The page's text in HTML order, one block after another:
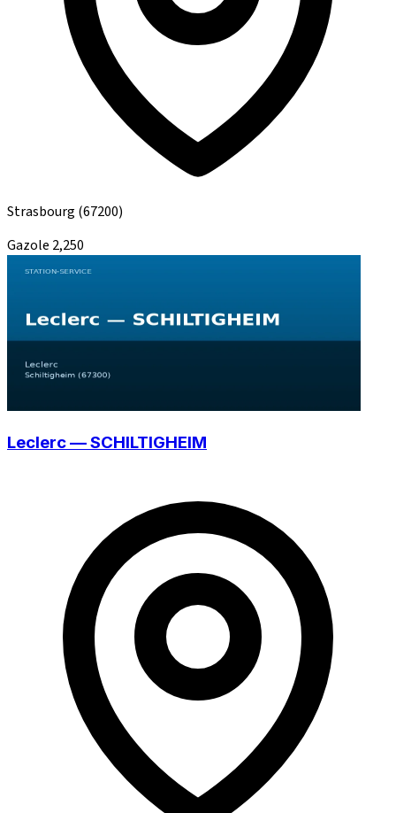
Strasbourg (67200)
Gazole 2,250
Leclerc — SCHILTIGHEIM